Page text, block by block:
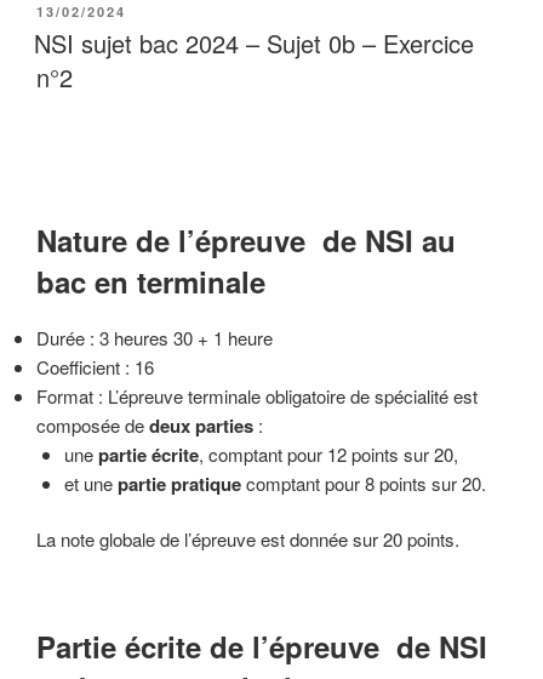
PUBLIÉ
LE
13/02/2024
NSI sujet bac 2024 – Sujet 0b – Exercice
n°2
Nature de l’épreuve de NSI au
bac en terminale
Durée : 3 heures 30 + 1 heure
Coefficient : 16
Format : L’épreuve terminale obligatoire de spécialité est
composée dedeux parties :
unepartie écrite, comptant pour 12 points sur 20,
et unepartie pratiquecomptant pour 8 points sur 20.
La note globale de l’épreuve est donnée sur 20 points.
Partie écrite de l’épreuve de NSI